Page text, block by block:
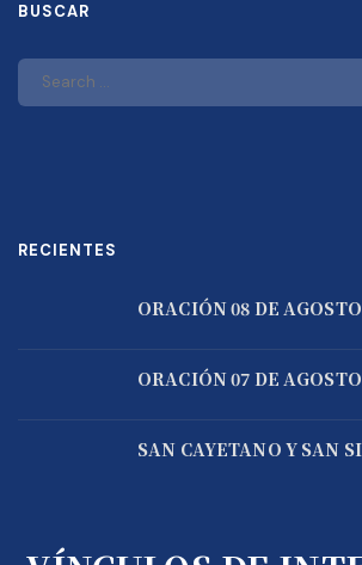
BUSCAR
RECIENTES
ORACIÓN 08 DE AGOSTO
ORACIÓN 07 DE AGOSTO
SAN CAYETANO Y SAN